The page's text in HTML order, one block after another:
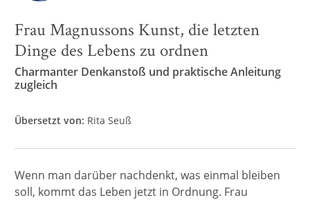
Frau Magnussons Kunst, die letzten
Dinge des Lebens zu ordnen
Charmanter Denkanstoß und praktische Anleitung
zugleich
Übersetzt von: Rita Seuß
Wenn man darüber nachdenkt, was einmal bleiben
soll, kommt das Leben jetzt in Ordnung. Frau